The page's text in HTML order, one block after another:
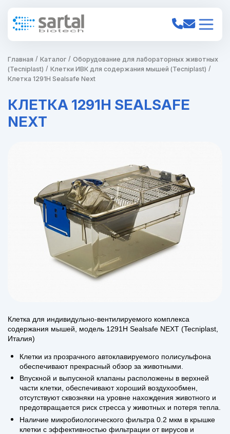
Главная Каталог
Оборудование для лабораторных животных
(Tecniplast)
Клетки ИВК для содержания мышей (Tecniplast)
Клетка 1291H Sealsafe Next
КЛЕТКА 1291H SEALSAFE
NEXT
Клетка для индивидульно-вентилируемого комплекса
содержания мышей, модель 1291H Sealsafe NEXT (Tecniplast,
Италия)
Клетки из прозрачного автоклавируемого полисульфона
обеспечивают прекрасный обзор за животными.
Впускной и выпускной клапаны расположены в верхней
части клетки, обеспечивают хороший воздухообмен,
отсутствуют сквозняки на уровне нахождения животного и
предотвращается риск стресса у животных и потеря тепла.
Наличие микробиологического фильтра 0.2 мкм в крышке
клетки с эффективностью фильтрации от вирусов и